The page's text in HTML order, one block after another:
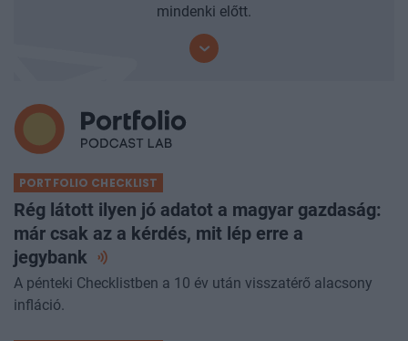
mindenki előtt.
PORTFOLIO CHECKLIST
Rég látott ilyen jó adatot a magyar gazdaság:
már csak az a kérdés, mit lép erre a
jegybank
A pénteki Checklistben a 10 év után visszatérő alacsony
infláció.